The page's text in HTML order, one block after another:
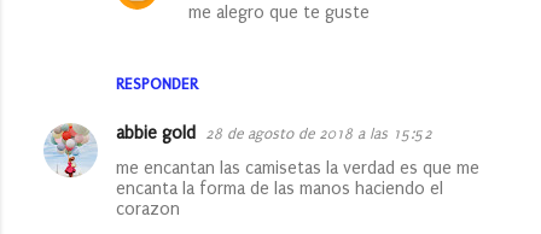
RESPONDER
me alegro que te guste
abbie gold 28 de agosto de 2018 a las 15:52
me encantan las camisetas la verdad es que me
encanta la forma de las manos haciendo el
corazon